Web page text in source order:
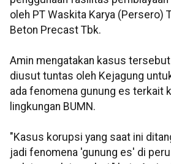
oleh PT Waskita Karya (Persero)
Beton Precast Tbk.
Amin mengatakan kasus
diusut tuntas oleh Kejagung
ada fenomena gunung es terkait
lingkungan BUMN.
"Kasus korupsi yang saat ini
jadi fenomena 'gunung es' di